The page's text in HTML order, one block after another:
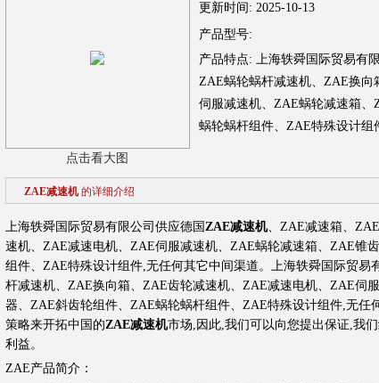
点击看大图
更新时间: 2025-10-13
产品型号:
产品特点: 上海轶舜国际贸易有
ZAE蜗轮蜗杆减速机、ZAE换
伺服减速机、ZAE蜗轮减速箱
蜗轮蜗杆组件、ZAE特殊设计组
ZAE减速机 的详细介绍
上海轶舜国际贸易有限公司供应德国 ZAE减速机、ZAE减速箱、
速机、ZAE减速电机、ZAE伺服减速机、ZAE蜗轮减速箱、ZAE锥
组件、ZAE特殊设计组件,无任何其它中间渠道。 上海轶舜国际贸易
杆减速机、ZAE换向箱、ZAE齿轮减速机、ZAE减速电机、ZAE伺
器、ZAE斜齿轮组件、ZAE蜗轮蜗杆组件、ZAE特殊设计组件,无任
策略来开拓中国的ZAE减速机市场,因此,我们可以向您提出保证,我
利益。
ZAE产品简介：